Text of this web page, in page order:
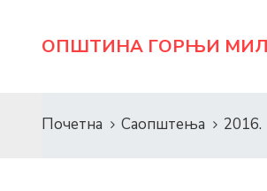
ОПШТИНА ГОРЊИ
Почетна Саопштења 2016.